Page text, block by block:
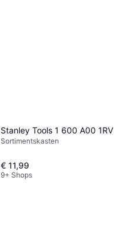
Stanley Tools 1 600 A00 1RV
Sortimentskasten
€ 11,99
9+ Shops